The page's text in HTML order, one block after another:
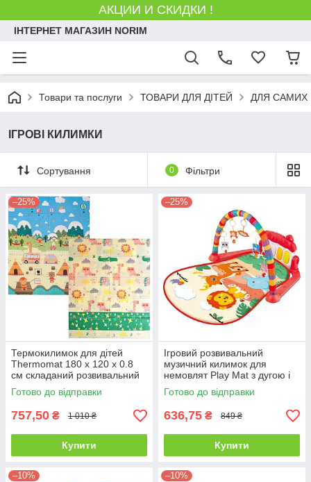
АКЦИИ И СКИДКИ !
ІНТЕРНЕТ МАГАЗИН NORIM
Товари та послуги ТОВАРИ ДЛЯ ДІТЕЙ ДЛЯ САМИХ
ІГРОВІ КИЛИМКИ
Сортування 0 Фільтри
–25%
Термокилимок для дітей
Thermomat 180 х 120 х 0.8
см складаний розвивальний
двосторонній (С-87691)
Готово до відправки
757,50 ₴ 1 010 ₴
Купити
–25%
Ігровий розвивальний
музичний килимок для
немовлят Play Mat з дугою і
піаніно (971)
Готово до відправки
636,75 ₴ 849 ₴
Купити
–10% –10%